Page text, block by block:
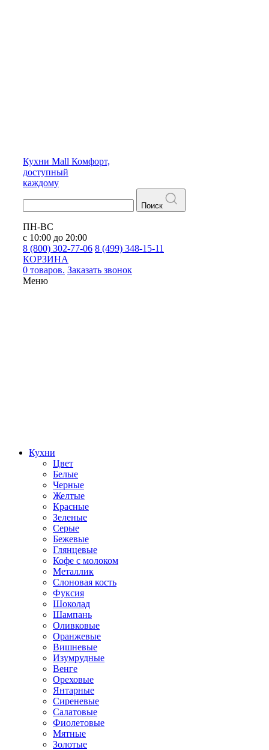
Кухни Mall Комфорт,
доступный
каждому
Поиск
ПН-ВС
с 10:00 до 20:00
8 (800) 302-77-06 8 (499) 348-15-11
КОРЗИНА
0 товаров. Заказать звонок
Меню
Кухни
Цвет
Белые
Черные
Желтые
Красные
Зеленые
Серые
Бежевые
Глянцевые
Кофе с молоком
Металлик
Слоновая кость
Фуксия
Шоколад
Шампань
Оливковые
Оранжевые
Вишневые
Изумрудные
Венге
Ореховые
Янтарные
Сиреневые
Салатовые
Фиолетовые
Мятные
Золотые